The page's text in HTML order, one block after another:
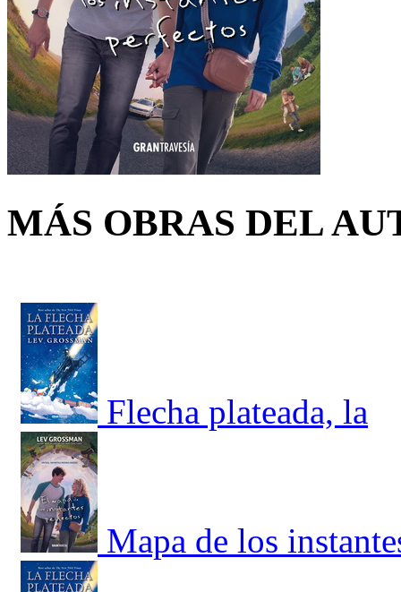
MÁS OBRAS DEL
Flecha plateada, la
Mapa de los